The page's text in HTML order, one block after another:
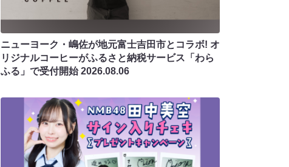
ニューヨーク・嶋佐が地元富士吉田市とコラボ! オ
リジナルコーヒーがふるさと納税サービス「わら
ふる」で受付開始2026.08.06